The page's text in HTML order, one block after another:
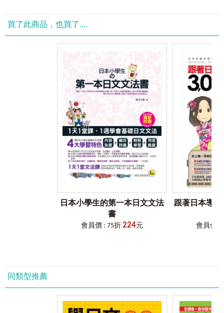
用餐
展，宅在家上網、交友、看書、玩遊戲、看電視是一個選
擇，背起行囊，給自己一個旅行的理由跟主題，一個人去旅
仍有許多朋友總是愛勾著會日文的親朋好友，或是選擇跟旅
遊團一起到日本，雖說也是一種到日本旅遊的好方式，但總
會想著，好想自己一個人去日本走走、好想跟三兩好友一起
去日本看看，縱使我們都不會日文。
《一個人用日文去旅行》收錄了從旅行前的準備到機場
搭機、飯店住宿、交通安排、飲食選擇、購物場所、玩樂景
點、受傷看病、緊急事態、紀念品寄送、返家等旅行會用到
的日文，讓一個人用日文去旅行也可以很安心，不怕碰到不
會用日文表達的窘態。
本書也同時幫您收集了旅行期間會用到的日文，讓您不
用擔心日文的問題，可以安心規畫旅行的主題及路線。為你
設想到許多旅行時可能會遇到的狀況，提供最好的應變方
法，旅行最怕慌慌張張、手忙腳亂，有好的準備，絕對會讓
旅行更加開心。記得第一次去日本自助旅行安排的是關東到
關西的「寺廟之旅」，第二次是東京的「愛情之旅」，第三
次是伊豆半島的「文學之旅」，每次給自己一個旅行的主
捉旅行期間遭遇的片刻美景，筆記本讓您可以隨時紀錄旅行
期間的心情感想。一個人的旅行，可以訓練膽量，可以沉澱
第安人說旅行是一種冒險，沒有冒險過的人生不是人生，您
買了此商品，也買了....
日本小學生的第一本日文文法
書
會員價 : 75折 224元
跟著日本導遊
會員價 :
同類型推薦